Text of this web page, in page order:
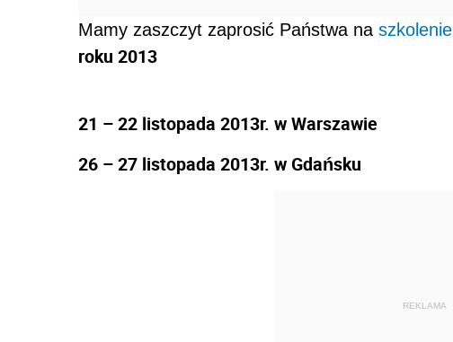
Mamy zaszczyt zaprosić Państwa na szkolenie
roku 2013
21 – 22 listopada 2013r. w Warszawie
26 – 27 listopada 2013r. w Gdańsku
REKLAMA